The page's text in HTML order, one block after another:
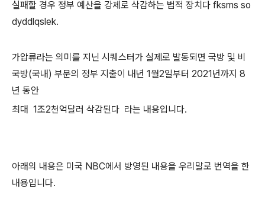
실패할 경우 정부 예산을 강제로 삭감하는 법적 장치다 fksms so
dyddlqslek.
가압류라는 의미를 지닌 시퀘스터가 실제로 발동되면 국방 및 비
국방(국내) 부문의 정부 지출이 내년 1월2일부터 2021년까지 8
년 동안
최대 1조2천억달러 삭감된다 라는 내용입니다.
아래의 내용은 미국 NBC에서 방영된 내용을 우리말로 번역을 한
내용입니다.